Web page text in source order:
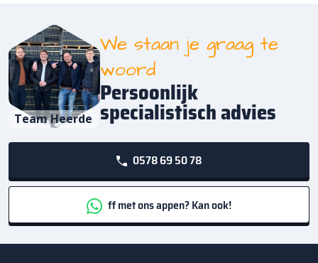
Team Heerde
We staan je graag te
woord
Persoonlijk
specialistisch advies
0578 69 50 78
ff met ons appen? Kan ook!